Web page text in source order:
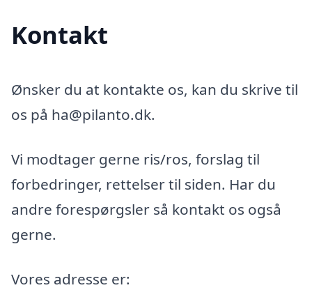
Kontakt
Ønsker du at kontakte os, kan du skrive til
os på ha@pilanto.dk.
Vi modtager gerne ris/ros, forslag til
forbedringer, rettelser til siden. Har du
andre forespørgsler så kontakt os også
gerne.
Vores adresse er: